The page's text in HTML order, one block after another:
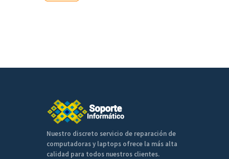
Nuestro discreto servicio de reparación de
computadoras y laptops ofrece la más alta
calidad para todos nuestros clientes.